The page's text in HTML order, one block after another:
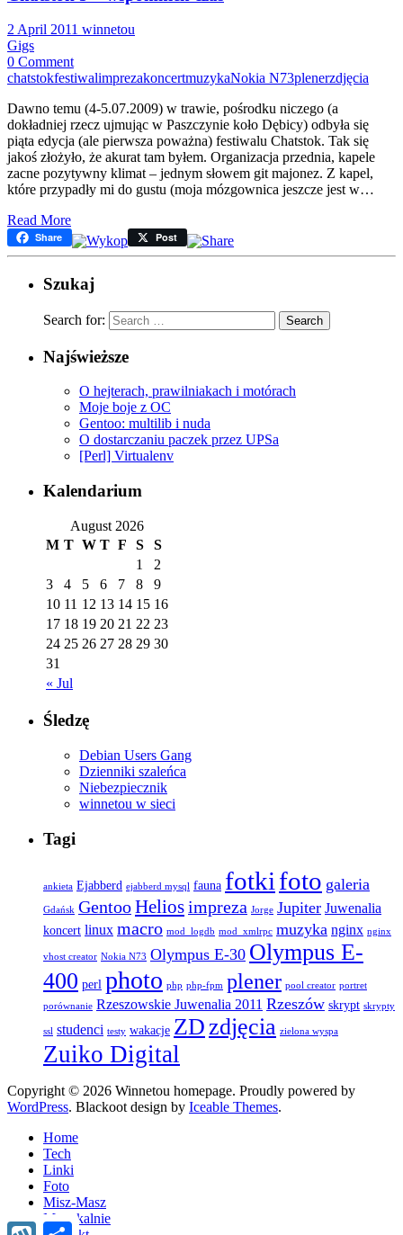
2 April 2011 winnetou
Gigs
0 Comment
chatstokfestiwalimprezakoncertmuzykaNokia N73plenerzdjęcia
Dawno temu (4-5.07.2009) w trawie, pośrodku niczego (a
dokładniej rzecz ujmując w Paszczynie koło Dębicy) odbyła się
piąta edycja (ale pierwsza poważna) festiwalu Chatstok. Tak się
jakoś złożyło, że akurat tam byłem. Organizacja przednia, kapele
zacne pozytywny klimat – jednym słowem git majonez. Z kapel,
które przypadły mi do gustu (moja mózgownica jeszcze jest w…
Read More
Share Post
Szukaj
Search for:
Najświeższe
O hejterach, prawilniakach i motórach
Moje boje z OC
Gentoo: multilib i nuda
O dostarczaniu paczek przez UPSa
[Perl] Virtualenv
Kalendarium
August 2026
M T W T F S S
« Jul
1
2
3
4 5 6 7 8
9
10 11 12 13 14 15 16
17 18 19 20 21 22 23
24 25 26 27 28 29 30
31
Śledzę
Debian Users Gang
Dzienniki szaleńca
Niebezpiecznik
winnetou w sieci
Tagi
ankieta Ejabberd ejabberd mysql fauna fotki foto galeria
Gdańsk GentooHeliosimpreza Jorge Jupiter Juwenalia
koncert linux macro mod_logdb mod_xmlrpc muzyka nginx nginx
vhost creator Nokia N73 Olympus E-30 Olympus E-
400 perl photo php php-fpm plener pool creator portret
porównanie Rzeszowskie Juwenalia 2011 Rzeszów skrypt skrypty
ssl studenci testy wakacje ZD zdjęcia zielona wyspa
Zuiko Digital
Copyright © 2026 Winnetou homepage. Proudly powered by
WordPress. Blackoot design by Iceable Themes.
Home
Tech
Linki
Foto
Misz-Masz
Muzykalnie
Wykop Share